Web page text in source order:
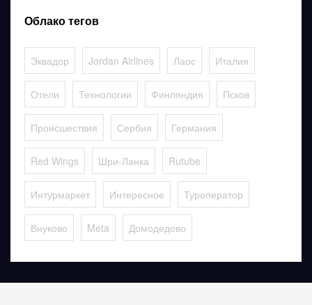
Облако тегов
Эквадор Jordan Airlines Лаос Италия
Отели Технологии Финляндия Псков
Происшествия Сербия Германия
Red Wings Шри-Ланка Rutube
Интурмаркет Интересное Туроператор
Внуково Meta Домодедово